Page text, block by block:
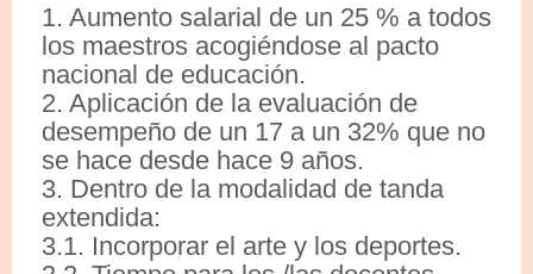
1. Aumento salarial de un 25 % a todos
los maestros acogiéndose al pacto
nacional de educación.
2. Aplicación de la evaluación de
desempeño de un 17 a un 32% que no
se hace desde hace 9 años.
3. Dentro de la modalidad de tanda
extendida:
3.1. Incorporar el arte y los deportes.